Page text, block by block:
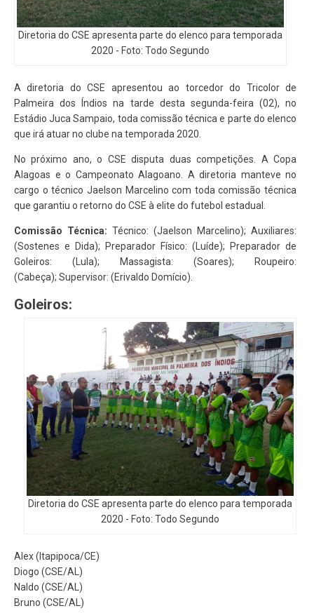
Diretoria do CSE apresenta parte do elenco para temporada
2020 - Foto: Todo Segundo
A diretoria do CSE apresentou ao torcedor do Tricolor de
Palmeira dos Índios na tarde desta segunda-feira (02), no
Estádio Juca Sampaio, toda comissão técnica e parte do elenco
que irá atuar no clube na temporada 2020.
No próximo ano, o CSE disputa duas competições. A Copa
Alagoas e o Campeonato Alagoano. A diretoria manteve no
cargo o técnico Jaelson Marcelino com toda comissão técnica
que garantiu o retorno do CSE à elite do futebol estadual.
Comissão Técnica: Técnico: (Jaelson Marcelino); Auxiliares:
(Sostenes e Dida); Preparador Físico: (Luíde); Preparador de
Goleiros: (Lula); Massagista: (Soares); Roupeiro:
(Cabeça); Supervisor: (Erivaldo Domício).
Goleiros:
Diretoria do CSE apresenta parte do elenco para temporada
2020 - Foto: Todo Segundo
Alex (Itapipoca/CE)
Diogo (CSE/AL)
Naldo (CSE/AL)
Bruno (CSE/AL)